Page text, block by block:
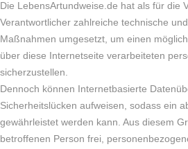
Die LebensArtundweise.de hat als für die
Verantwortlicher zahlreiche technische
Maßnahmen umgesetzt, um einen
über diese Internetseite verarbeiteten
sicherzustellen.
Dennoch können Internetbasierte
Sicherheitslücken aufweisen, sodass ein
gewährleistet werden kann. Aus diesem
betroffenen Person frei,